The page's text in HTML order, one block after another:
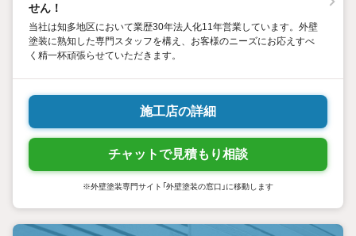
せん！
当社は知多地区において業歴30年法人化11年営業しています。外壁
塗装に熟知した専門スタッフを構え、お客様のニーズにお応えすべ
く精一杯頑張らせていただきます。
施工店の詳細
チャットで見積もり相談
※外壁塗装専門サイト「外壁塗装の窓口」に移動します